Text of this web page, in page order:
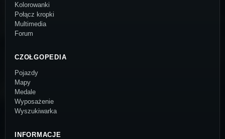
Kolorowanki
Połącz kropki
Multimedia
Forum
CZOŁGOPEDIA
Pojazdy
Mapy
Medale
Wyposażenie
Wyszukiwarka
INFORMACJE